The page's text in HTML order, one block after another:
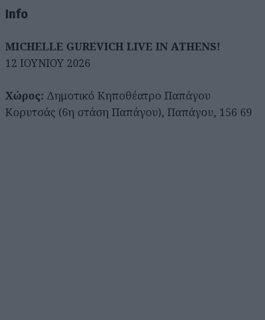
Info
MICHELLE GUREVICH LIVE IN ATHENS!
12 IOYNIOY 2026
Χώρος: Δημοτικό Κηποθέατρο Παπάγου
Κορυτσάς (6η στάση Παπάγου), Παπάγου, 156 69